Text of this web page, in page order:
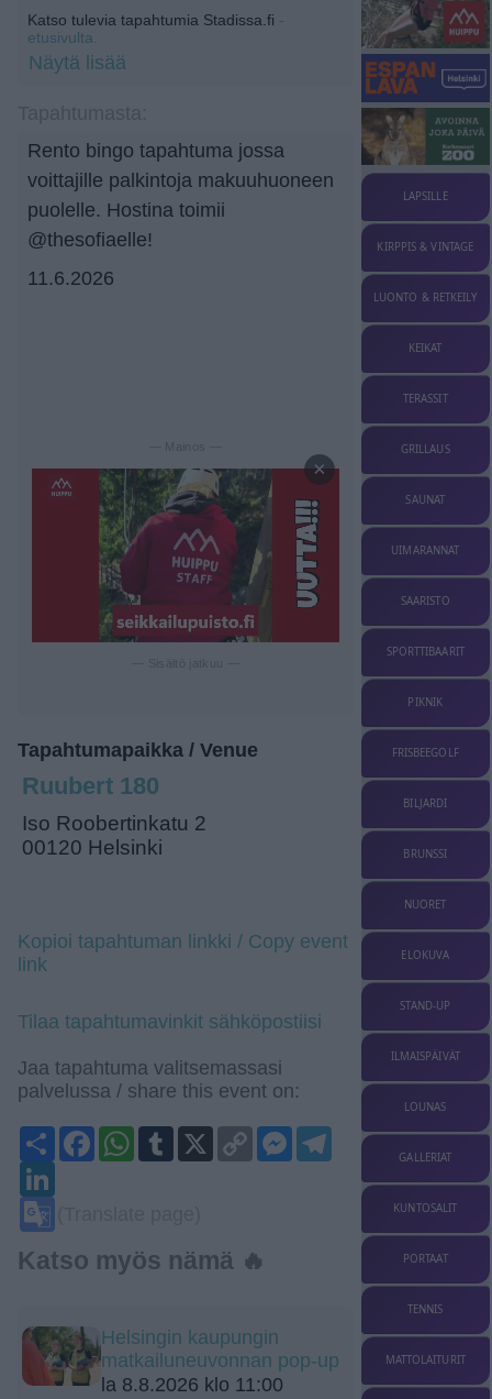
Katso tulevia tapahtumia Stadissa.fi -
etusivulta.
Näytä lisää
Rento bingo tapahtuma jossa
voittajille palkintoja makuuhuoneen
puolelle. Hostina toimii
@thesofiaelle!
11.6.2026
— Mainos —
×
Tapahtumapaikka / Venue
Ruubert 180
Iso Roobertinkatu 2
00120 Helsinki
Kopioi tapahtuman linkki / Copy event
link
Tilaa tapahtumavinkit sähköpostiisi
Jaa tapahtuma valitsemassasi
palvelussa / share this event on:
ShareFacebookWhatsApp
Tumblr
X
Copy
Link
Messenger
Telegram
Katso myös nämä 🔥
Helsingin kaupungin
matkailuneuvonnan pop-up
la 8.8.2026 klo 11:00
LAPSILLE
KIRPPIS & VINTAGE
LUONTO & RETKEILY
KEIKAT
TERASSIT
GRILLAUS
SAUNAT
UIMARANNAT
SAARISTO
SPORTTIBAARIT
PIKNIK
FRISBEEGOLF
BILJARDI
BRUNSSI
NUORET
ELOKUVA
STAND-UP
ILMAISPÄIVÄT
LOUNAS
GALLERIAT
KUNTOSALIT
PORTAAT
TENNIS
MATTOLAITURIT